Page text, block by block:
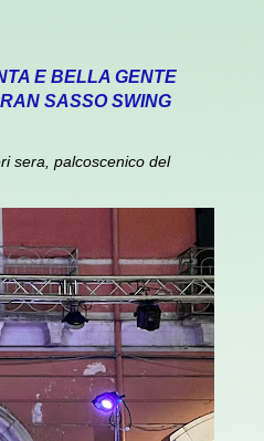
E BELLA GENTE
SASSO SWING
sera, palcoscenico del